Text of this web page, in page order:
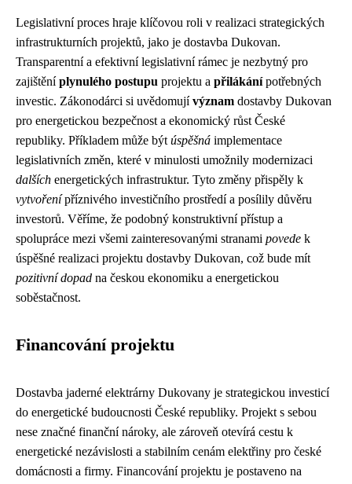
Legislativní proces hraje klíčovou roli v realizaci strategických
infrastrukturních projektů, jako je dostavba Dukovan.
Transparentní a efektivní legislativní rámec je nezbytný pro
zajištěníplynulého postupu projektu a přilákánípotřebných
investic. Zákonodárci si uvědomujívýznam dostavby Dukovan
pro energetickou bezpečnost a ekonomický růst České
republiky. Příkladem může být úspěšná implementace
legislativních změn, které v minulosti umožnily modernizaci
dalších energetických infrastruktur. Tyto změny přispěly k
vytvořenípříznivého investičního prostředí a posílily důvěru
investorů. Věříme, že podobný konstruktivní přístup a
spolupráce mezi všemi zainteresovanými stranami povede k
úspěšné realizaci projektu dostavby Dukovan, což bude mít
pozitivní dopad na českou ekonomiku a energetickou
soběstačnost.
Financování projektu
Dostavba jaderné elektrárny Dukovany je strategickou investicí
do energetické budoucnosti České republiky. Projekt s sebou
nese značné finanční nároky, ale zároveň otevírá cestu k
energetické nezávislosti a stabilním cenám elektřiny pro české
domácnosti a firmy. Financování projektu je postaveno na